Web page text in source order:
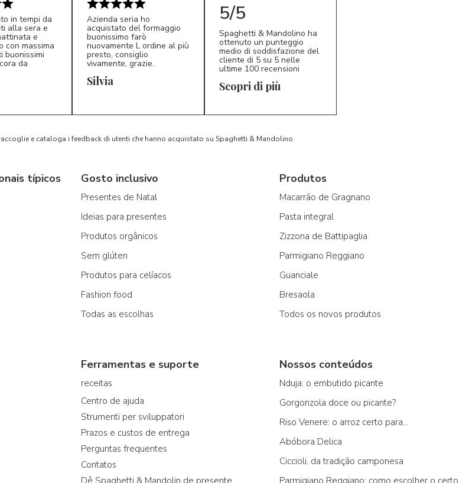
in tempi da
alla sera e
e
con massima
buonissimi
da
S*
Azienda seria ho
acquistato del formaggio
buonissimo farò
nuovamente L ordine al più
presto, consiglio
vivamente, grazie.
Silvia
5/5
Spaghetti & Mandolino ha
ottenuto un punteggio
medio di soddisfazione del
cliente di 5 su 5 nelle
ultime 100 recensioni
Scopri di più
e cataloga i feedback di utenti che hanno acquistato su Spaghetti & Mandolino
típicos Gosto inclusivo
Presentes de Natal
Ideias para presentes
Produtos orgânicos
Sem glúten
Produtos para celíacos
Fashion food
Todas as escolhas
Produtos
Macarrão de Gragnano
Pasta integral
Zizzona de Battipaglia
Parmigiano Reggiano
Guanciale
Bresaola
Todos os novos produtos
Ferramentas e suporte
receitas
Centro de ajuda
Strumenti per sviluppatori
Prazos e custos de entrega
Perguntas frequentes
Contatos
Dê Spaghetti & Mandolin de presente
Nossos conteúdos
Nduja: o embutido picante
Gorgonzola doce ou picante?
Riso Venere: o arroz certo para...
Abóbora Delica
Ciccioli, da tradição camponesa
Parmigiano Reggiano: como escolher o certo